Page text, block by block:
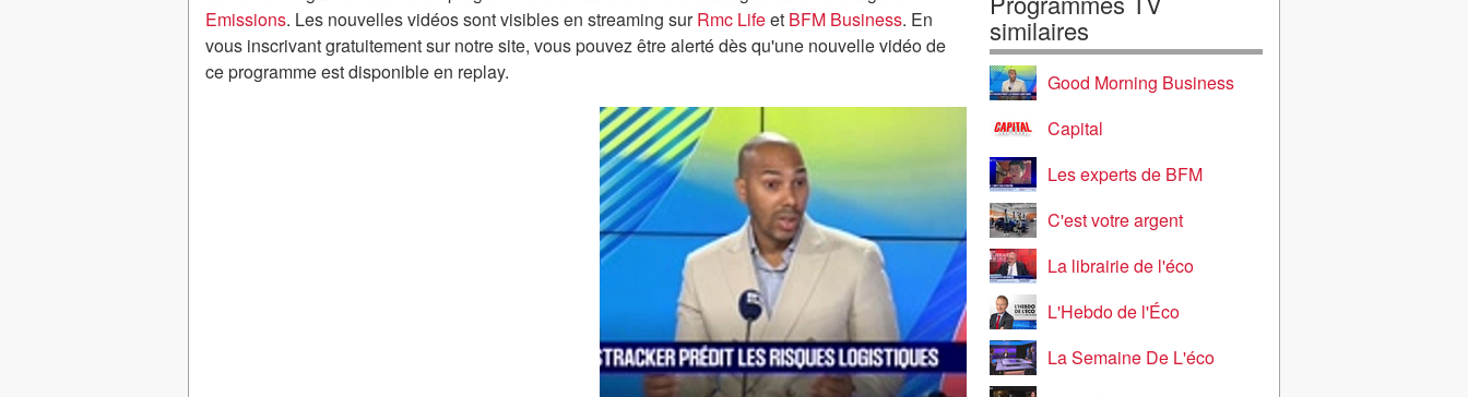
Emissions. Les nouvelles vidéos sont visibles en streaming surRmc Lifeet BFM Business. En
vous inscrivant gratuitement sur notre site, vous pouvez être alerté dès qu'une nouvelle vidéo de
ce programme est disponible en replay.
similaires
Good Morning Business
Capital
Les experts de BFM
C'est votre argent
La librairie de l'éco
L'Hebdo de l'Éco
La Semaine De L'éco